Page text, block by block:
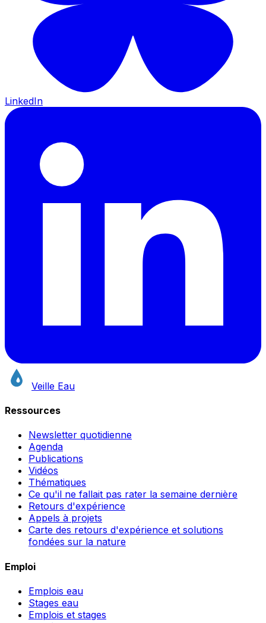
LinkedIn
Veille Eau
Ressources
Newsletter quotidienne
Agenda
Publications
Vidéos
Thématiques
Ce qu'il ne fallait pas rater la semaine dernière
Retours d'expérience
Appels à projets
Carte des retours d'expérience et solutions
fondées sur la nature
Emploi
Emplois eau
Stages eau
Emplois et stages